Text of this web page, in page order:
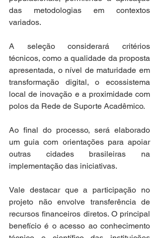
das metodologias em contextos
variados.
A seleção considerará critérios
técnicos, como a qualidade da proposta
apresentada, o nível de maturidade em
transformação digital, o ecossistema
local de inovação e a proximidade com
polos da Rede de Suporte Acadêmico.
Ao final do processo, será elaborado
um guia com orientações para apoiar
outras cidades brasileiras na
implementação das iniciativas.
Vale destacar que a participação no
projeto não envolve transferência de
recursos financeiros diretos. O principal
benefício é o acesso ao conhecimento